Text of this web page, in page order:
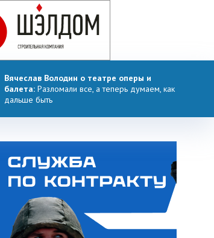
Вячеслав Володин о театре оперы и
балета: Разломали все, а теперь думаем, как
дальше быть